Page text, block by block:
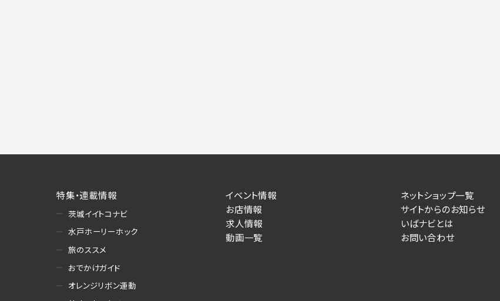
特集・連載情報
茨城イイトコナビ
水戸ホーリーホック
旅のススメ
おでかけガイド
オレンジリボン運動
イベント情報
お店情報
求人情報
動画一覧
ネットショップ一覧
サイトからのお知らせ
いばナビとは
お問い合わせ